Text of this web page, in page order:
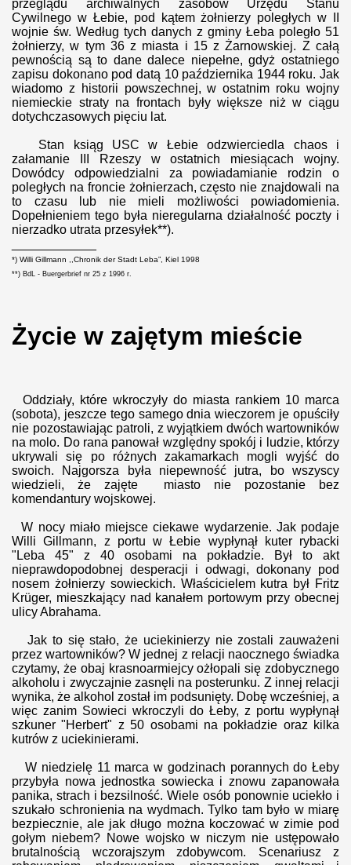
przeglądu archiwalnych zasobów Urzędu Stanu
Cywilnego w Łebie, pod kątem żołnierzy poległych w II
wojnie św. Według tych danych z gminy Łeba poległo 51
żołnierzy, w tym 36 z miasta i 15 z Żarnowskiej. Z całą
pewnością są to dane dalece niepełne, gdyż ostatniego
zapisu dokonano pod datą 10 października 1944 roku. Jak
wiadomo z historii powszechnej, w ostatnim roku wojny
niemieckie straty na frontach były większe niż w ciągu
dotychczasowych pięciu lat.
Stan ksiąg USC w Łebie odzwierciedla chaos i
załamanie III Rzeszy w ostatnich miesiącach wojny.
Dowódcy odpowiedzialni za powiadamianie rodzin o
poległych na froncie żołnierzach, często nie znajdowali na
to czasu lub nie mieli możliwości powiadomienia.
Dopełnieniem tego była nieregularna działalność poczty i
nierzadko utrata przesyłek**).
*) Willi Gillmann ,,Chronik der Stadt Leba”, Kiel 1998
**) BdL - Buergerbrief nr 25 z 1996 r.
Życie w zajętym mieście
Oddziały, które wkroczyły do miasta rankiem 10 marca
(sobota), jeszcze tego samego dnia wieczorem je opuściły
nie pozostawiając patroli, z wyjątkiem dwóch wartowników
na molo. Do rana panował względny spokój i ludzie, którzy
ukrywali się po różnych zakamarkach mogli wyjść do
swoich. Najgorsza była niepewność jutra, bo wszyscy
wiedzieli, że zajęte miasto nie pozostanie bez
komendantury wojskowej.
W nocy miało miejsce ciekawe wydarzenie. Jak podaje
Willi Gillmann, z portu w Łebie wypłynął kuter rybacki
"Leba 45" z 40 osobami na pokładzie.
Był to akt
nieprawdopodobnej desperacji i odwagi, dokonany pod
nosem żołnierzy sowieckich. Właścicielem kutra był Fritz
Krüger, mieszkający nad kanałem portowym przy obecnej
ulicy Abrahama.
Jak to się stało, że uciekinierzy nie zostali zauważeni
przez wartowników? W jednej z relacji naocznego świadka
czytamy, że obaj krasnoarmiejcy ożłopali się zdobycznego
alkoholu i zwyczajnie zasnęli na posterunku. Z innej relacji
wynika, że alkohol został im podsunięty. Dobę wcześniej, a
więc zanim Sowieci wkroczyli do Łeby, z portu wypłynął
szkuner "Herbert" z 50 osobami na pokładzie oraz kilka
kutrów z uciekinierami.
W niedzielę 11 marca w godzinach porannych do Łeby
przybyła nowa jednostka sowiecka i znowu zapanowała
panika, strach i bezsilność. Wiele osób ponownie uciekło i
szukało schronienia na wydmach. Tylko tam było w miarę
bezpiecznie, ale jak długo można koczować w zimie pod
gołym niebem? Nowe wojsko w niczym nie ustępowało
brutalnością wczorajszym zdobywcom. Scenariusz z